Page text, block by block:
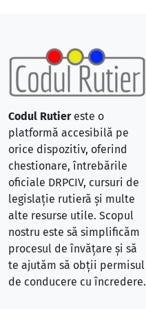
Codul Rutiereste o
platformă accesibilă pe
orice dispozitiv, oferind
chestionare, întrebările
oficiale DRPCIV, cursuri de
legislație rutieră și multe
alte resurse utile. Scopul
nostru este să simplificăm
procesul de învățare și să
te ajutăm să obții permisul
de conducere cu încredere.